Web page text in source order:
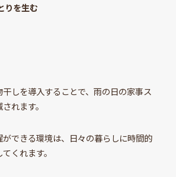
りを生む
しを導入することで、雨の日の家事ス
れます。
できる環境は、日々の暮らしに時間的
くれます。